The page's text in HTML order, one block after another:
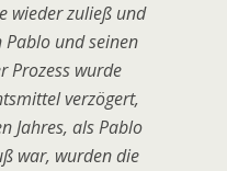
wieder zuließ und
und seinen
Prozess wurde
verzögert,
Jahres, als Pablo
war, wurden die